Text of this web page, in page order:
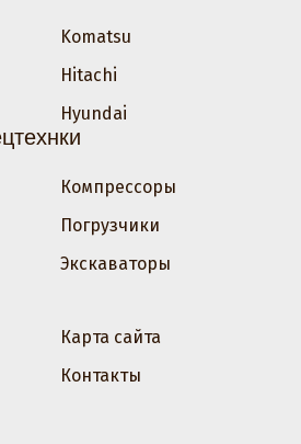
Komatsu
Hitachi
Hyundai
Компрессоры
Погрузчики
Экскаваторы
Карта сайта
Контакты